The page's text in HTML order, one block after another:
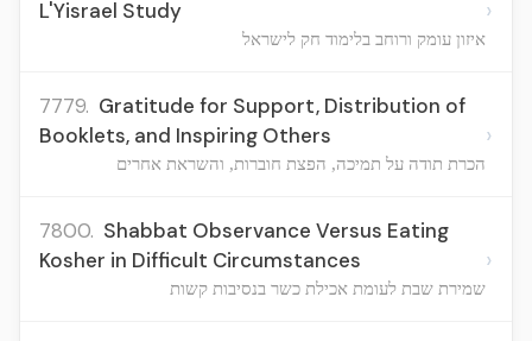
L'Yisrael Study
איזון עומק ורוחב בלימוד חק לישראל
›
7779. Gratitude for Support, Distribution of
Booklets, and Inspiring Others
הכרת תודה על תמיכה, הפצת חוברות, והשראת אחרים
›
7800. Shabbat Observance Versus Eating
Kosher in Difficult Circumstances
שמירת שבת לעומת אכילת כשר בנסיבות קשות
›